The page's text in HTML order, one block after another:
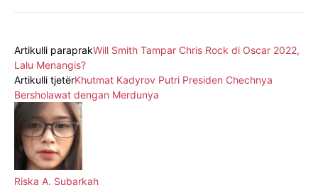
Artikulli paraprakWill Smith Tampar Chris Rock di Oscar 2022,
Lalu Menangis?
Artikulli tjetërKhutmat Kadyrov Putri Presiden Chechnya
Bersholawat dengan Merdunya
Riska A. Subarkah